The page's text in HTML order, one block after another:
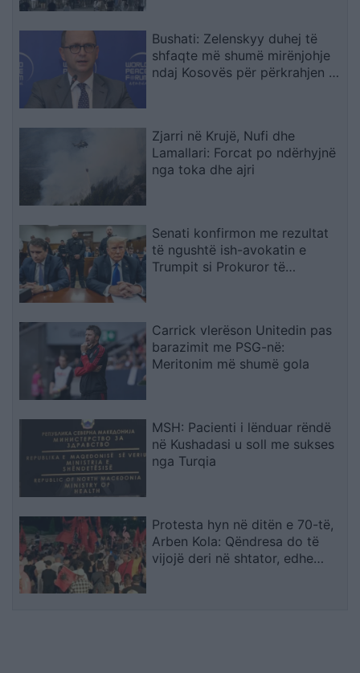
Bushati: Zelenskyy duhej të
shfaqte më shumë mirënjohje
ndaj Kosovës për përkrahjen e
Zjarri në Krujë, Nufi dhe
Lamallari: Forcat po ndërhyjnë
nga toka dhe ajri
Senati konfirmon me rezultat
të ngushtë ish-avokatin e
Trumpit si Prokuror të
Carrick vlerëson Unitedin pas
barazimit me PSG-në:
Meritonim më shumë gola
MSH: Pacienti i lënduar rëndë
në Kushadasi u soll me sukses
nga Turqia
Protesta hyn në ditën e 70-të,
Arben Kola: Qëndresa do të
vijojë deri në shtator, edhe